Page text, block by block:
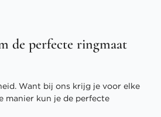
de perfecte ringmaat
Want bij ons krijg je voor elke
manier kun je de perfecte